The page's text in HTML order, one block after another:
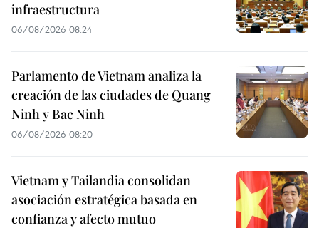
infraestructura
06/08/2026 08:24
Parlamento de Vietnam analiza la
creación de las ciudades de Quang
Ninh y Bac Ninh
06/08/2026 08:20
Vietnam y Tailandia consolidan
asociación estratégica basada en
confianza y afecto mutuo